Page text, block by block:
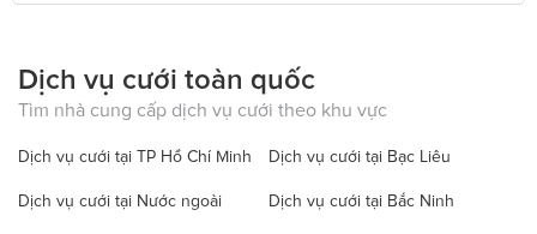
Dịch vụ cưới toàn quốc
Tìm nhà cung cấp dịch vụ cưới theo khu vực
Dịch vụ cưới tại TP Hồ Chí Minh Dịch vụ cưới tại Bạc Liêu
Dịch vụ cưới tại Nước ngoài Dịch vụ cưới tại Bắc Ninh